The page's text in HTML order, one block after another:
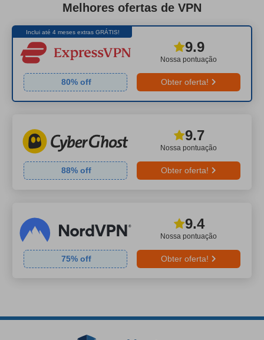
Melhores ofertas de VPN
Inclui até 4 meses extras GRÁTIS!
Nossa pontuação
9.9
80% off Obter oferta!
Nossa pontuação
9.7
88% off Obter oferta!
Nossa pontuação
9.4
75% off Obter oferta!